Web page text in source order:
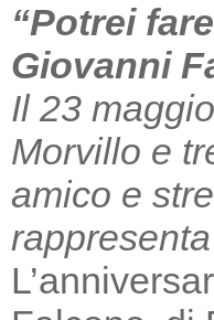
“Potrei
Giovanni
Il 23
Morvillo e
amico e